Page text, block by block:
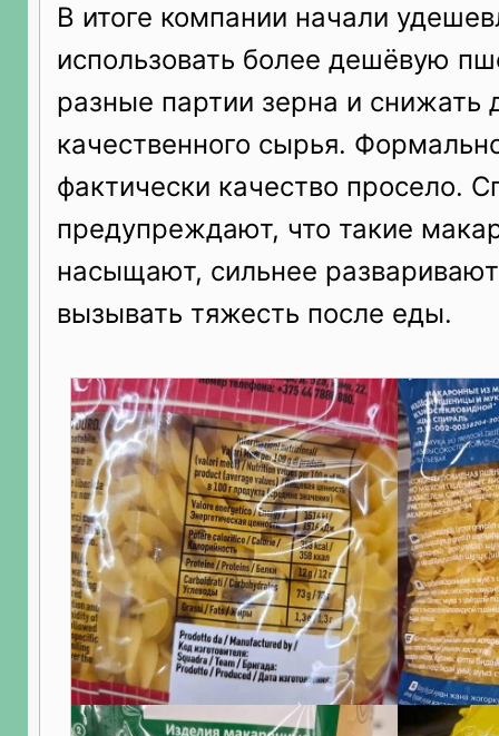
В итоге компании начали
использовать более дешёвую
разные партии зерна и снижать
качественного сырья.
фактически качество просело.
предупреждают, что такие
насыщают, сильнее
вызывать тяжесть после еды.